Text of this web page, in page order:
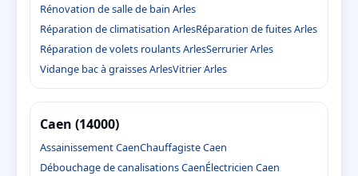
Rénovation de salle de bain Arles
Réparation de climatisation ArlesRéparation de fuites Arles
Réparation de volets roulants ArlesSerrurier Arles
Vidange bac à graisses ArlesVitrier Arles
Caen (14000)
Assainissement CaenChauffagiste Caen
Débouchage de canalisations CaenÉlectricien Caen